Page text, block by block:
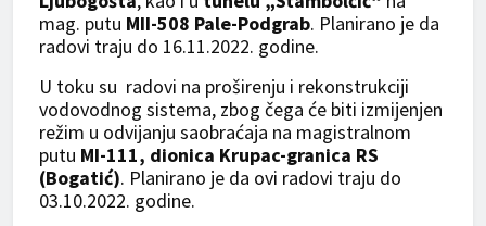
mag. putu MII-508 Pale-Podgrab. Planirano je da
radovi traju do 16.11.2022. godine.
U toku su radovi na proširenju i rekonstrukciji
vodovodnog sistema, zbog čega će biti izmijenjen
režim u odvijanju saobraćaja na magistralnom
putu MI-111, dionica Krupac-granica RS
(Bogatić). Planirano je da ovi radovi traju do
03.10.2022. godine.